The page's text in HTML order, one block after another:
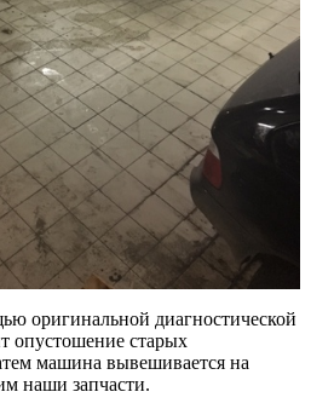
оригинальной диагностической
опустошение старых
машина вывешивается на
наши запчасти.